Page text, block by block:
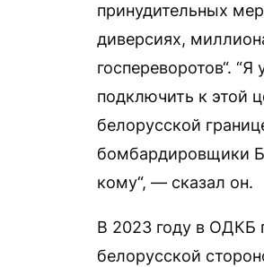
принудительных
диверсиях,
госпереворотов“.
подключить к этой
белорусской
бомбардировщики
кому“, — сказал он.
В 2023 году в ОДКБ
белорусской